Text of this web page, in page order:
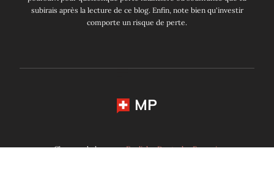
subirais après la lecture de ce blog. Enfin, note bien qu'investir
comporte un risque de perte.
MP
Changer de langue: English Deutsch Français